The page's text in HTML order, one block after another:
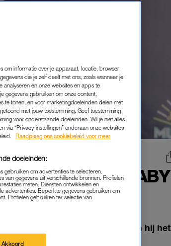
VADER: 'BABY
THE WAY'
SCHUT
dit jaar. Op Instagram kon hij het
om informatie over je apparaat, locatie, browser
die je zelf deelt met ons, zoals wanneer je
analyseren en onze websites en apps te
gegevens gebruiken om onze content,
te tonen, en voor marketingdoeleinden delen met
met jouw toestemming. Geef toestemming
voor onderstaande doeleinden. Wil je niet alles
via “Privacy-instellingen” onderaan onze websites
Raadpleeg ons cookiebeleid voor meer
doeleinden:
om advertenties te selecteren.
van gegevens uit verschillende bronnen. Profielen
meten. Diensten ontwikkelen en
advertenties. Beperkte gegevens gebruiken om
Profielen gebruiken ter selectie van
Akkoord